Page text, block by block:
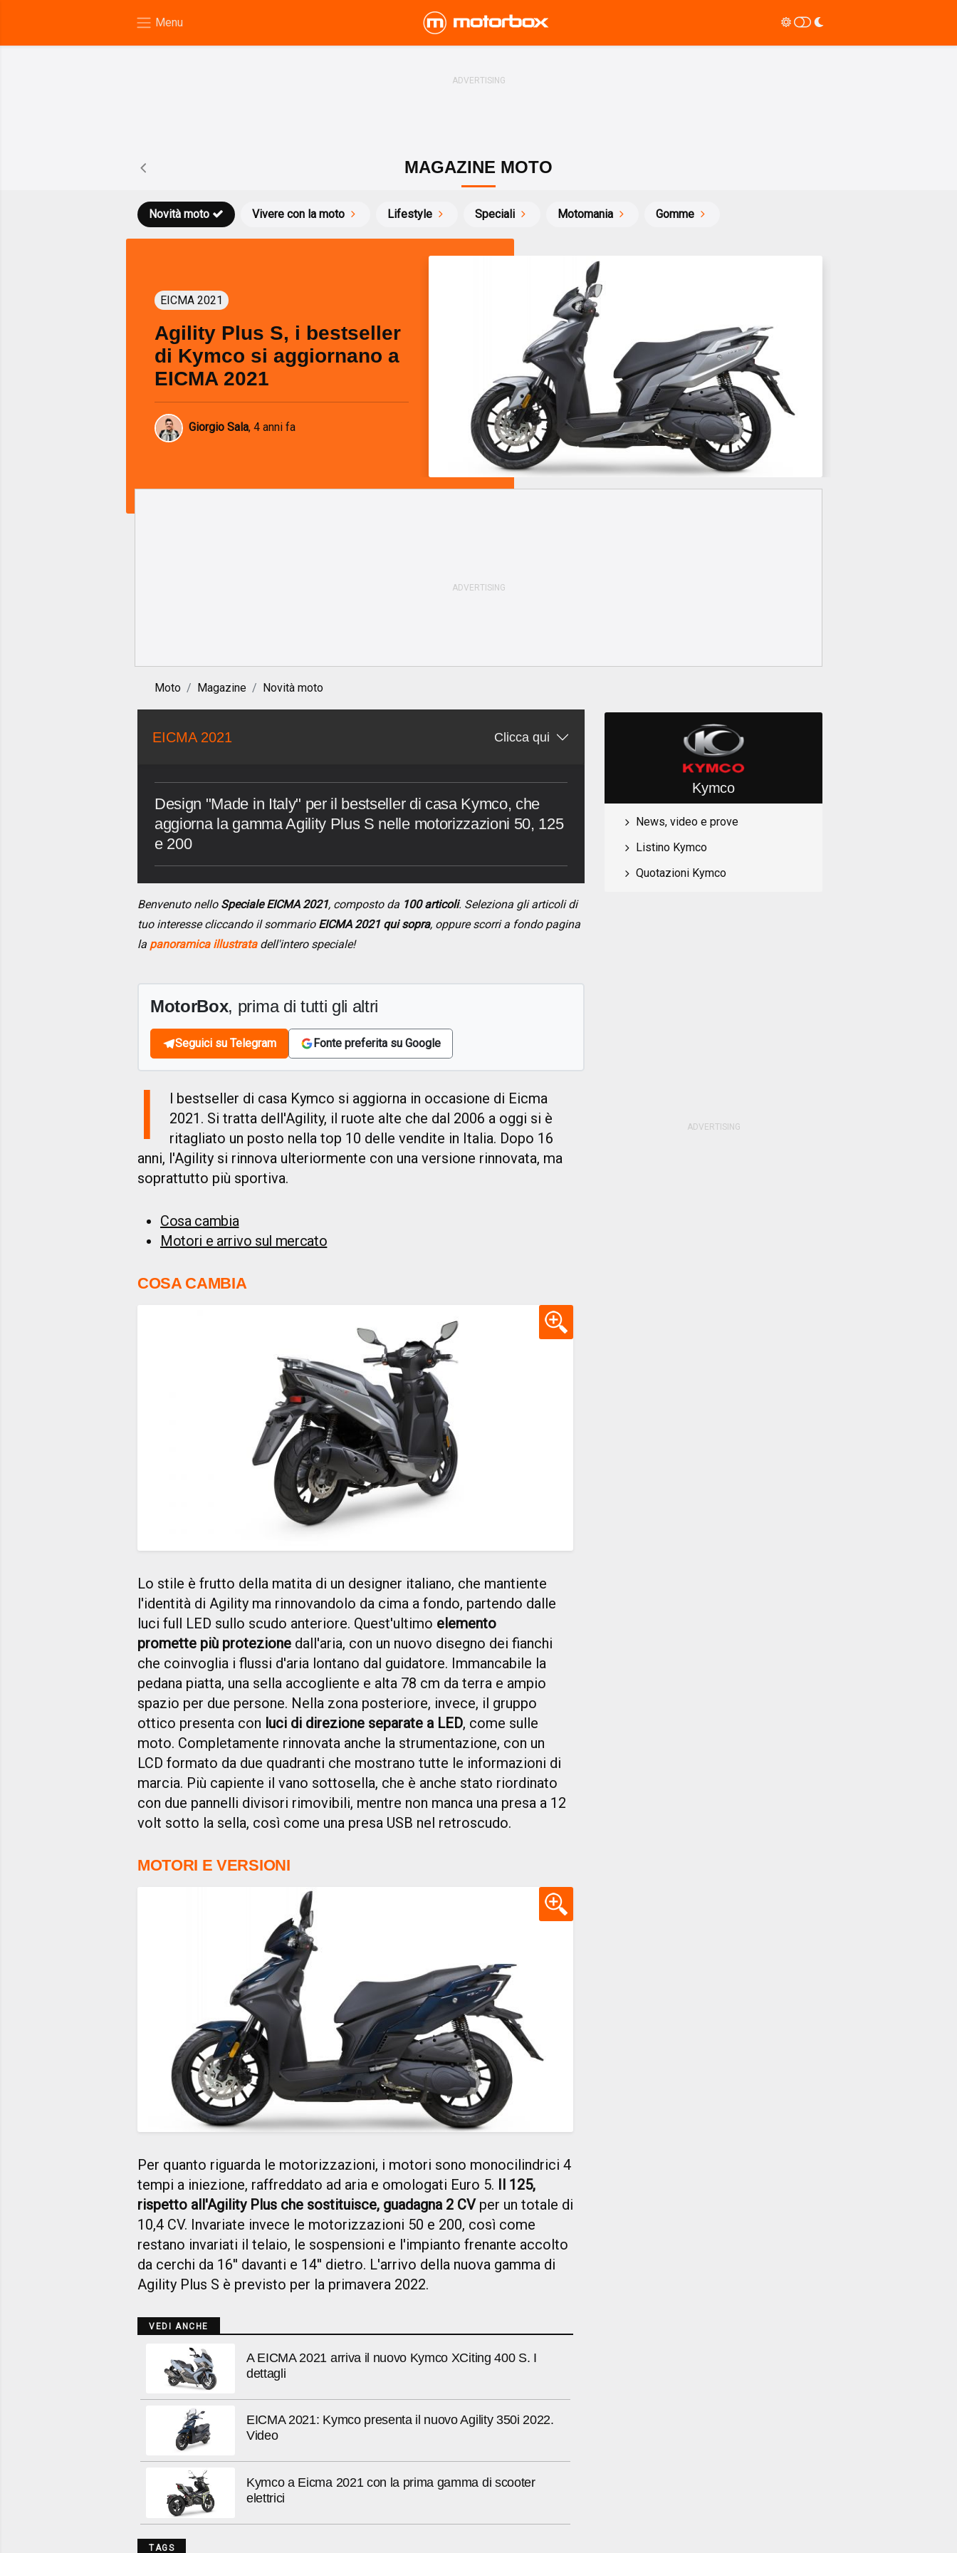
MAGAZINE MOTO
Novità moto Vivere con la moto Lifestyle Speciali Motomania Gomme
EICMA 2021
Agility Plus S, i bestseller
di Kymco si aggiornano a
EICMA 2021
Giorgio Sala, 4 anni fa
Moto Magazine Novità moto
EICMA 2021 Clicca qui
Design "Made in Italy" per il bestseller di casa Kymco, che
aggiorna la gamma Agility Plus S nelle motorizzazioni 50, 125
e 200
Benvenuto nello Speciale EICMA 2021, composto da 100 articoli. Seleziona gli articoli di
tuo interesse cliccando il sommario EICMA 2021 qui sopra, oppure scorri a fondo pagina
la panoramica illustratadell'intero speciale!
MotorBox, prima di tutti gli altri
Seguici su Telegram Fonte preferita su Google
I
l bestseller di casa Kymco si aggiorna in occasione di Eicma
2021. Si tratta dell'Agility, il ruote alte che dal 2006 a oggi si è
ritagliato un posto nella top 10 delle vendite in Italia. Dopo 16
anni, l'Agility si rinnova ulteriormente con una versione rinnovata, ma
soprattutto più sportiva.
Cosa cambia
Motori e arrivo sul mercato
COSA CAMBIA
Lo stile è frutto della matita di un designer italiano, che mantiente
l'identità di Agility ma rinnovandolo da cima a fondo, partendo dalle
luci full LED sullo scudo anteriore. Quest'ultimo elemento
promette più protezione dall'aria, con un nuovo disegno dei fianchi
che coinvoglia i flussi d'aria lontano dal guidatore. Immancabile la
pedana piatta, una sella accogliente e alta 78 cm da terra e ampio
spazio per due persone. Nella zona posteriore, invece, il gruppo
ottico presenta con luci di direzione separate a LED, come sulle
moto. Completamente rinnovata anche la strumentazione, con un
LCD formato da due quadranti che mostrano tutte le informazioni di
marcia. Più capiente il vano sottosella, che è anche stato riordinato
con due pannelli divisori rimovibili, mentre non manca una presa a 12
volt sotto la sella, così come una presa USB nel retroscudo.
MOTORI E VERSIONI
Per quanto riguarda le motorizzazioni, i motori sono monocilindrici 4
tempi a iniezione, raffreddato ad aria e omologati Euro 5. Il 125,
rispetto all'Agility Plus che sostituisce, guadagna 2 CVper un totale di
10,4 CV. Invariate invece le motorizzazioni 50 e 200, così come
restano invariati il telaio, le sospensioni e l'impianto frenante accolto
da cerchi da 16'' davanti e 14'' dietro. L'arrivo della nuova gamma di
Agility Plus S è previsto per la primavera 2022.
VEDI ANCHE
A EICMA 2021 arriva il nuovo Kymco XCiting 400 S. I
dettagli
EICMA 2021: Kymco presenta il nuovo Agility 350i 2022.
Video
Kymco a Eicma 2021 con la prima gamma di scooter
elettrici
TAGS
Kymco
News, video e prove
Listino Kymco
Quotazioni Kymco